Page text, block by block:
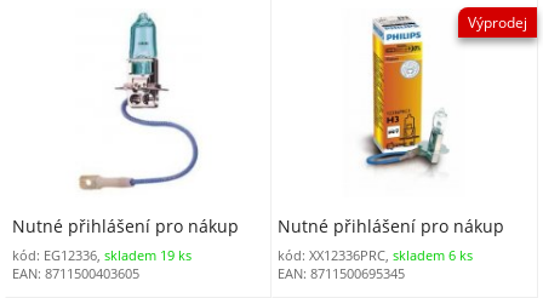
Nutné přihlášení pro nákup
kód: EG12336, skladem 19 ks
EAN: 8711500403605
Výprodej
Nutné přihlášení pro nákup
kód: XX12336PRC,skladem 6 ks
EAN: 8711500695345